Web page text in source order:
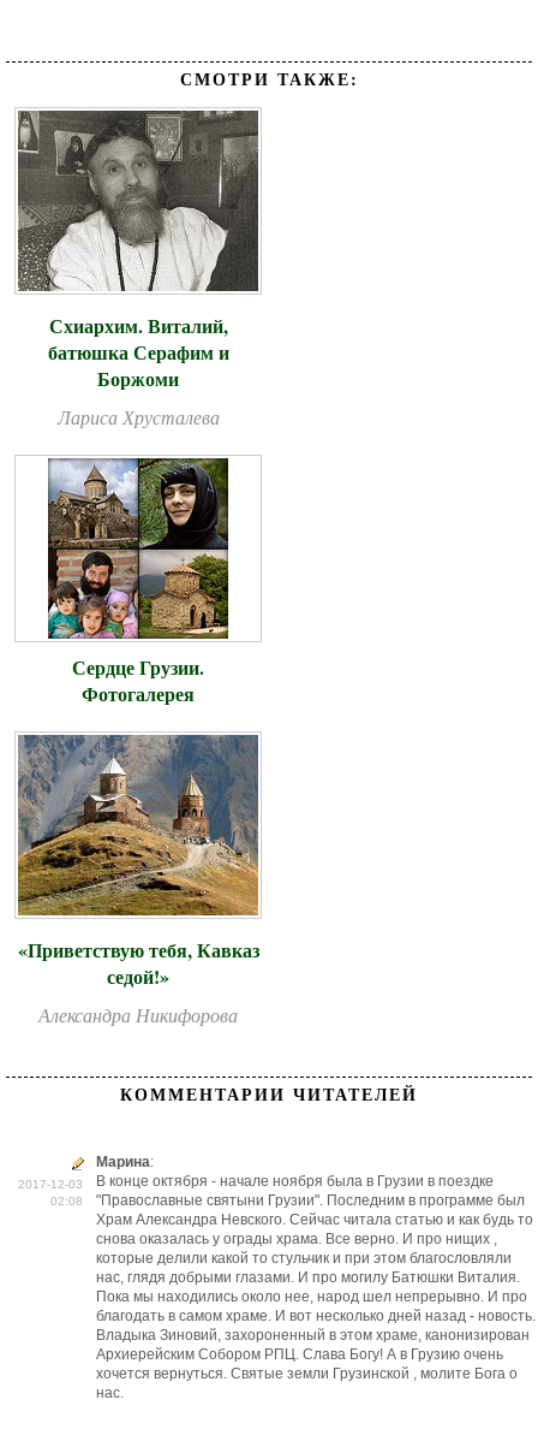
СМОТРИ ТАКЖЕ:
Схиархим. Виталий,
батюшка Серафим и
Боржоми
Лариса Хрусталева
Сердце Грузии.
Фотогалерея
«Приветствую тебя, Кавказ
седой!»
Александра Никифорова
КОММЕНТАРИИ ЧИТАТЕЛЕЙ
2017-12-03
02:08
Марина:
В конце октября - начале ноября была в Грузии в поездке
"Православные святыни Грузии". Последним в программе был
Храм Александра Невского. Сейчас читала статью и как будь то
снова оказалась у ограды храма. Все верно. И про нищих ,
которые делили какой то стульчик и при этом благословляли
нас, глядя добрыми глазами. И про могилу Батюшки Виталия.
Пока мы находились около нее, народ шел непрерывно. И про
благодать в самом храме. И вот несколько дней назад - новость.
Владыка Зиновий, захороненный в этом храме, канонизирован
Архиерейским Собором РПЦ. Слава Богу! А в Грузию очень
хочется вернуться. Святые земли Грузинской , молите Бога о
нас.